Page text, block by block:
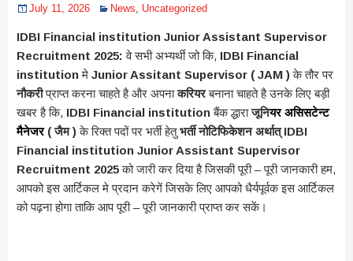
July 11, 2026 News Uncategorized
IDBI Financial institution Junior Assistant Supervisor
Recruitment 2025:वे सभी अभ्यर्थी जो कि, IDBI Financial
institutionमे Junior Assitant Supervisor ( JAM ) के तौर पर
नौकरीप्राप्त करना चाहते है और अपनाकरियरबनाना चाहते है उनके लिए बड़ी
खबर है कि, IDBI Financial institutionबैंक द्धाराजूनियर असिसटेन्ट
मैनेजर( जैम ) के रिक्त पदों पर भर्ती हेतुभर्ती नोटिफिकेशन अर्थात् IDBI
Financial institution Junior Assistant Supervisor
Recruitment 2025को जारी कर दिया है जिसकी पूरी – पूरी जानकारी हम,
आपको इस आर्टिकल मे प्रदान करेगें जिसके लिए आपको धैर्यपूर्वक इस आर्टिकल
को पढ़ना होगा ताकि आप पूरी – पूरी जानकारी प्राप्त कर सकें।